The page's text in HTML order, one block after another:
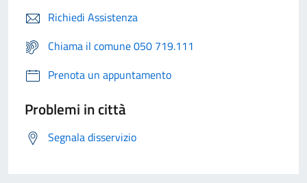
Richiedi Assistenza
Chiama il comune 050 719.111
Prenota un appuntamento
Problemi in città
Segnala disservizio